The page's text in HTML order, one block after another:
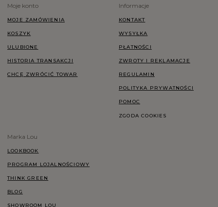
Moje konto
MOJE ZAMÓWIENIA
KOSZYK
ULUBIONE
HISTORIA TRANSAKCJI
CHCĘ ZWRÓCIĆ TOWAR
Informacje
KONTAKT
WYSYŁKA
PŁATNOŚCI
ZWROTY I REKLAMACJE
REGULAMIN
POLITYKA PRYWATNOŚCI
POMOC
ZGODA COOKIES
Marka Lou
LOOKBOOK
PROGRAM LOJALNOŚCIOWY
THINK GREEN
BLOG
SHOWROOM LOU